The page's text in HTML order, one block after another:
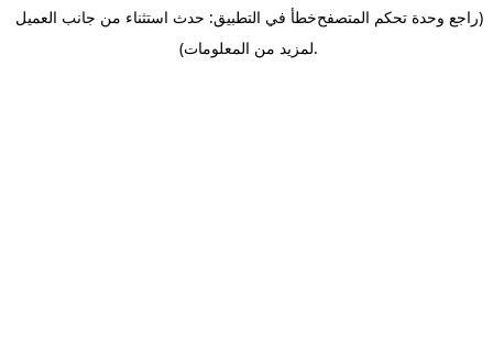
خطأ في التطبيق: حدث استثناء من جانب العميل(راجع وحدة تحكم المتصفح
لمزيد من المعلومات).